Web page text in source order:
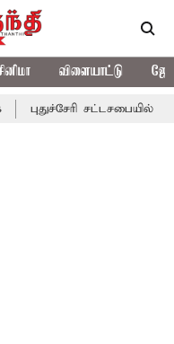
விளையாட்டு
சட்டசபையில் வரும் 24ம்